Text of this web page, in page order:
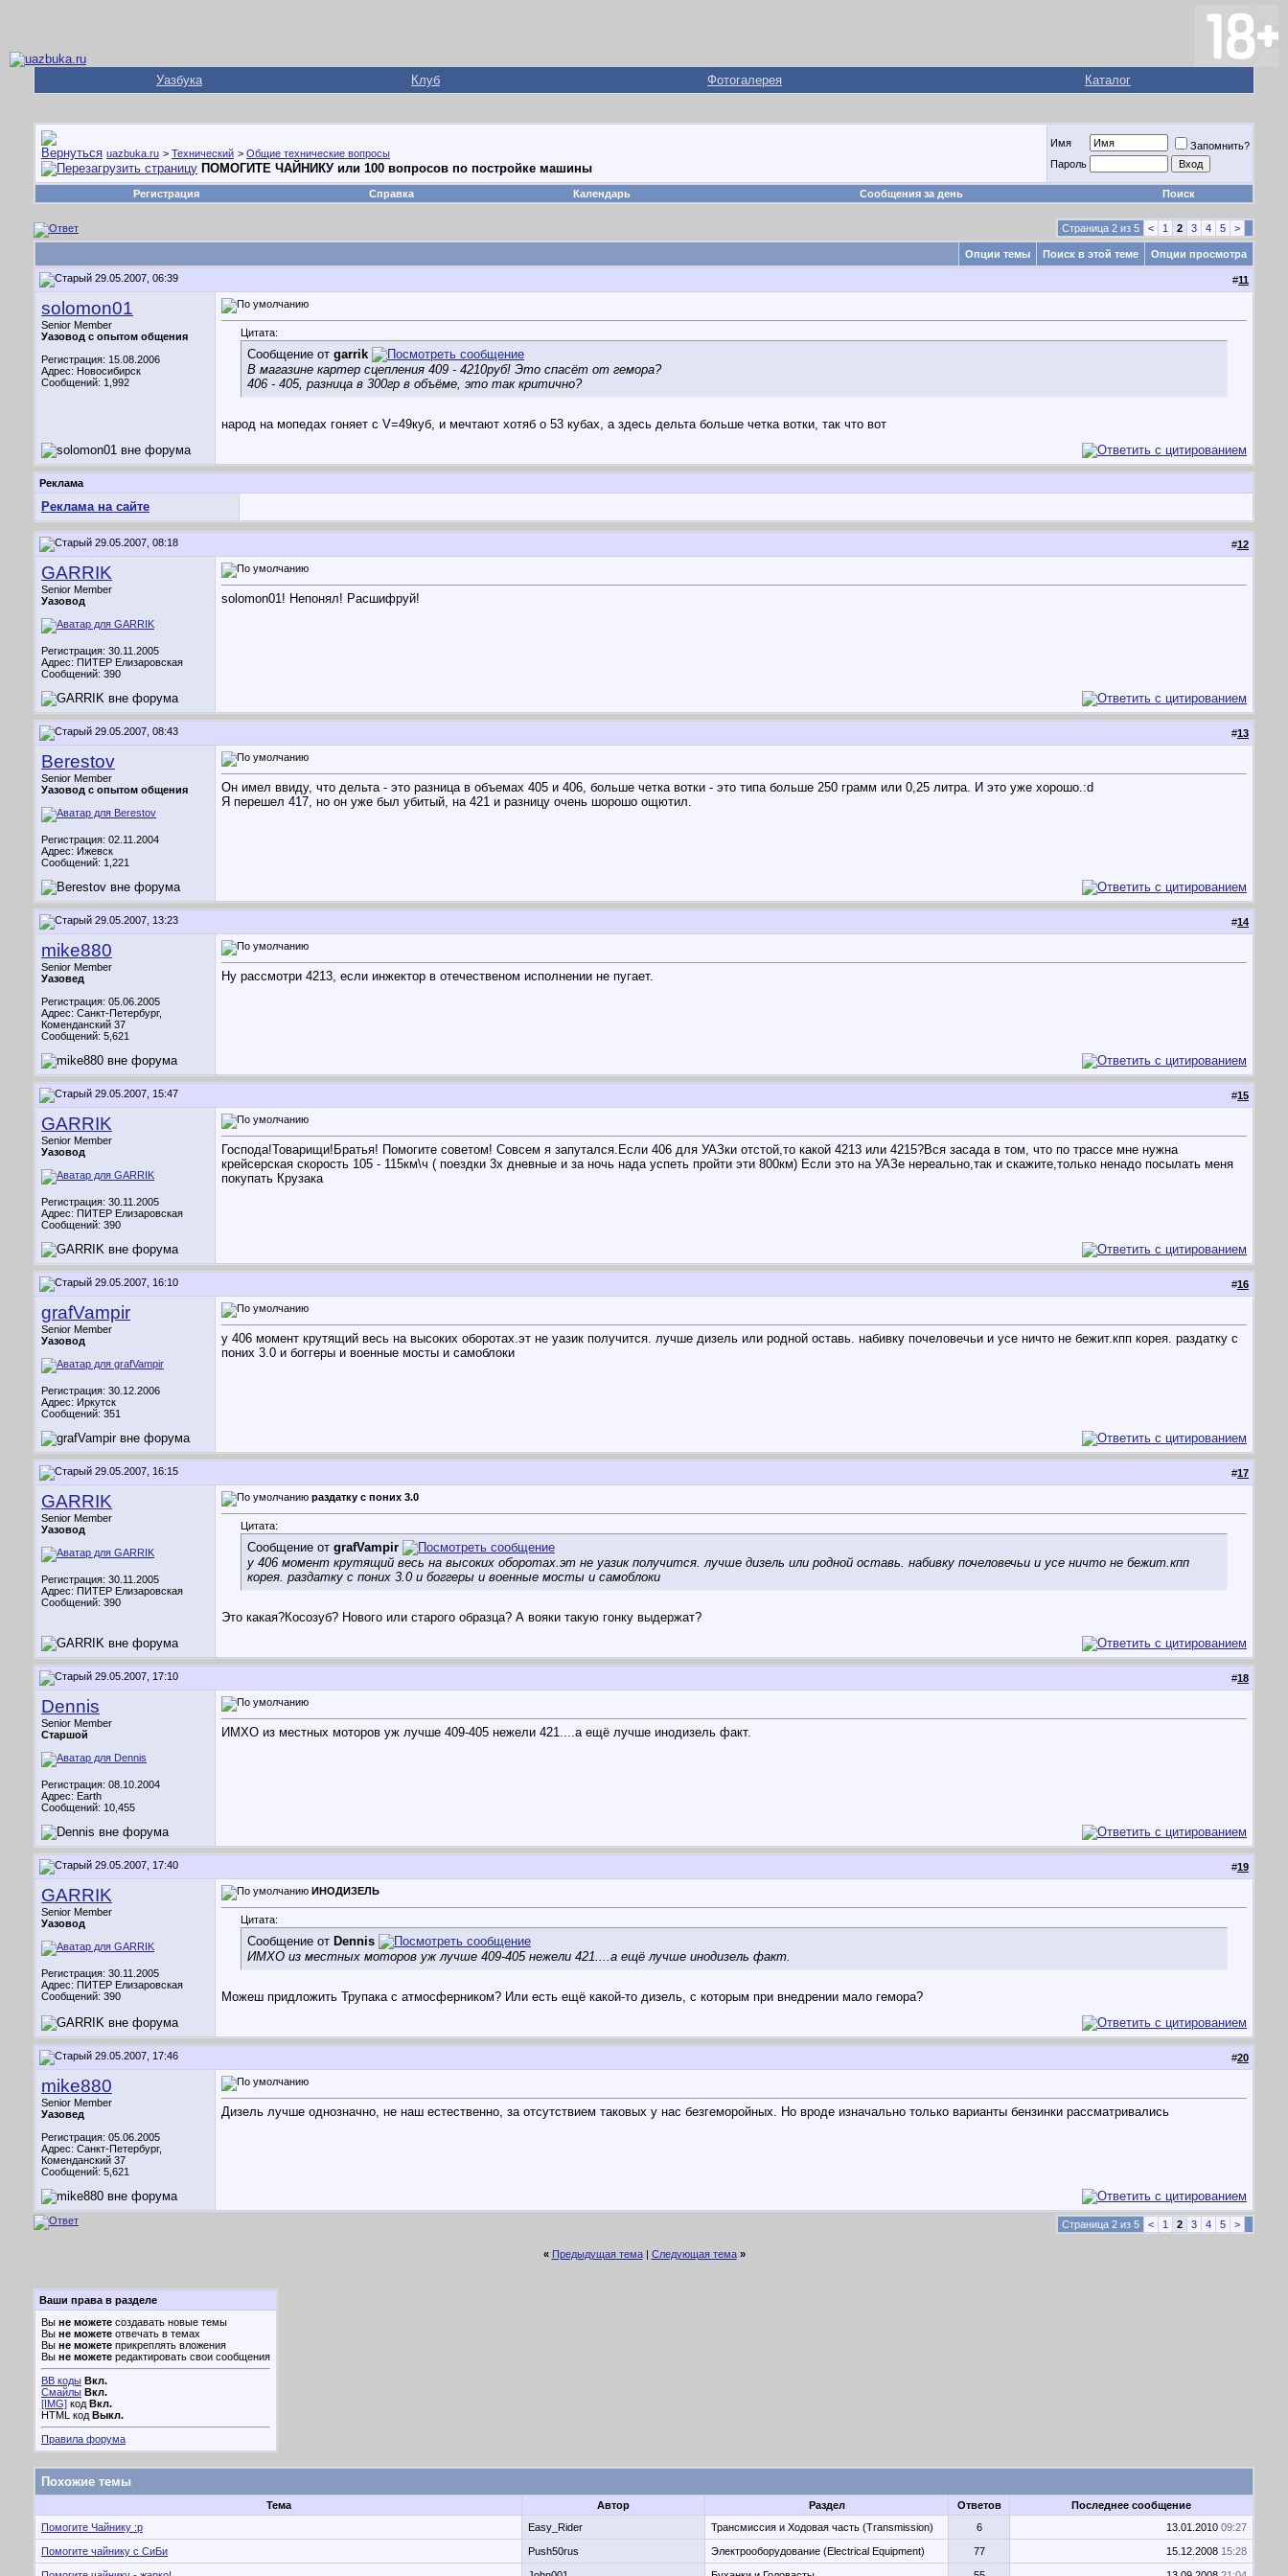
Уазбука Клуб Фотогалерея Каталог
uazbuka.ru > Технический > Общие технические вопросы
ПОМОГИТЕ ЧАЙНИКУ или 100 вопросов по постройке машины
Имя
Запомнить?
Пароль
Регистрация Справка Календарь Сообщения за день Поиск
Страница 2 из 5 < 1 2 3 4 5 >
Опции темы Поиск в этой теме Опции просмотра
29.05.2007, 06:39 #11
solomon01
Senior Member
Уазовод с опытом общения
Регистрация: 15.08.2006
Адрес: Новосибирск
Сообщений: 1,992
Цитата:
Сообщение от garrik
В магазине картер сцепления 409 - 4210руб! Это спасёт от гемора?
406 - 405, разница в 300гр в объёме, это так критично?
народ на мопедах гоняет с V=49куб, и мечтают хотяб о 53 кубах, а здесь дельта больше четка вотки, так что вот
Реклама
Реклама на сайте
29.05.2007, 08:18 #12
GARRIK
Senior Member
Уазовод
Регистрация: 30.11.2005
Адрес: ПИТЕР Елизаровская
Сообщений: 390
solomon01! Непонял! Расшифруй!
29.05.2007, 08:43 #13
Berestov
Senior Member
Уазовод с опытом общения
Регистрация: 02.11.2004
Адрес: Ижевск
Сообщений: 1,221
Он имел ввиду, что дельта - это разница в объемах 405 и 406, больше четка вотки - это типа больше 250 грамм или 0,25 литра. И это уже хорошо.:d
Я перешел 417, но он уже был убитый, на 421 и разницу очень шорошо ощютил.
29.05.2007, 13:23 #14
mike880
Senior Member
Уазовед
Регистрация: 05.06.2005
Адрес: Санкт-Петербург,
Коменданский 37
Сообщений: 5,621
Ну рассмотри 4213, если инжектор в отечественом исполнении не пугает.
29.05.2007, 15:47 #15
GARRIK
Senior Member
Уазовод
Регистрация: 30.11.2005
Адрес: ПИТЕР Елизаровская
Сообщений: 390
Господа!Товарищи!Братья! Помогите советом! Совсем я запутался.Если 406 для УАЗки отстой,то какой 4213 или 4215?Вся засада в том, что по трассе мне нужна
крейсерская скорость 105 - 115км\ч ( поездки 3х дневные и за ночь нада успеть пройти эти 800км) Если это на УАЗе нереально,так и скажите,только ненадо посылать меня
покупать Крузака
29.05.2007, 16:10 #16
grafVampir
Senior Member
Уазовод
Регистрация: 30.12.2006
Адрес: Иркутск
Сообщений: 351
у 406 момент крутящий весь на высоких оборотах.эт не уазик получится. лучше дизель или родной оставь. набивку почеловечьи и усе ничто не бежит.кпп корея. раздатку с
поних 3.0 и боггеры и военные мосты и самоблоки
29.05.2007, 16:15 #17
GARRIK
Senior Member
Уазовод
Регистрация: 30.11.2005
Адрес: ПИТЕР Елизаровская
Сообщений: 390
раздатку с поних 3.0
Цитата:
Сообщение от grafVampir
у 406 момент крутящий весь на высоких оборотах.эт не уазик получится. лучше дизель или родной оставь. набивку почеловечьи и усе ничто не бежит.кпп
корея. раздатку с поних 3.0 и боггеры и военные мосты и самоблоки
Это какая?Косозуб? Нового или старого образца? А вояки такую гонку выдержат?
29.05.2007, 17:10 #18
Dennis
Senior Member
Старшой
Регистрация: 08.10.2004
Адрес: Earth
Сообщений: 10,455
ИМХО из местных моторов уж лучше 409-405 нежели 421....а ещё лучше инодизель факт.
29.05.2007, 17:40 #19
GARRIK
Senior Member
Уазовод
Регистрация: 30.11.2005
Адрес: ПИТЕР Елизаровская
Сообщений: 390
ИНОДИЗЕЛЬ
Цитата:
Сообщение от Dennis
ИМХО из местных моторов уж лучше 409-405 нежели 421....а ещё лучше инодизель факт.
Можеш придложить Трупaка с атмосферником? Или есть ещё какой-то дизель, c которым при внедрении мало гемора?
29.05.2007, 17:46 #20
mike880
Senior Member
Уазовед
Регистрация: 05.06.2005
Адрес: Санкт-Петербург,
Коменданский 37
Сообщений: 5,621
Дизель лучше однозначно, не наш естественно, за отсутствием таковых у нас безгеморойных. Но вроде изначально только варианты бензинки рассматривались
Страница 2 из 5 < 1 2 3 4 5 >
« Предыдущая тема| Следующая тема »
Ваши права в разделе
Вы не можете создавать новые темы
Вы не можете отвечать в темах
Вы не можете прикреплять вложения
Вы не можете редактировать свои сообщения
BB коды Вкл.
Смайлы Вкл.
[IMG] код Вкл.
HTML код Выкл.
Правила форума
Похожие темы
Тема Автор Раздел Ответов
Последнее сообщение
Помогите Чайнику :p
Easy_Rider Трансмиссия и Ходовая часть (Transmission) 6 13.01.2010 09:27
Помогите чайнику с СиБи Push50rus Электрооборудование (Electrical Equipment) 77 15.12.2008 15:28